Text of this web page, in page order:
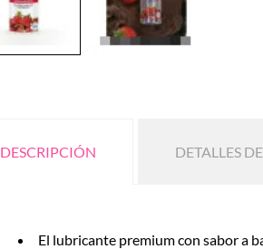
DESCRIPCIÓN DETALLES
El lubricante premium con sabor a